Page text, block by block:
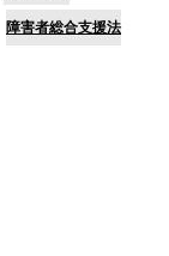
障害者総合支援法